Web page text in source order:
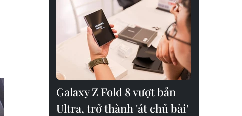
Galaxy Z Fold 8 vượt bản
Ultra, trở thành 'át chủ bài'